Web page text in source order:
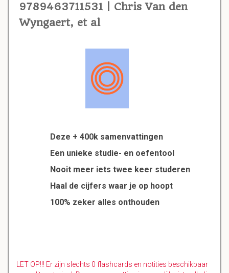
9789463711531 | Chris Van den
Wyngaert, et al
Deze + 400k samenvattingen
Een unieke studie- en oefentool
Nooit meer iets twee keer studeren
Haal de cijfers waar je op hoopt
100% zeker alles onthouden
LET OP!!! Er zijn slechts 0 flashcards en notities beschikbaar